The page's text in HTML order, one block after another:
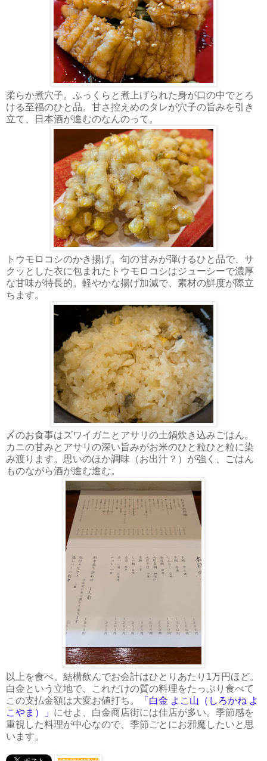
柔らか煮穴子。ふっくらと煮上げられた身が口の中でとろ
ける至福のひと品。甘さ控えめのタレが穴子の旨みを引き
立て、日本酒が進むのなんのって。
トウモロコシのかき揚げ。旬の甘みが弾けるひと品で、サ
クッとした衣に包まれたトウモロコシはジューシーで濃厚
な甘味が特長的。軽やかな揚げ加減で、素材の鮮度が際立
ちます。
〆のお食事はズワイガニとアサリの土鍋炊き込みごはん。
カニの甘みとアサリの深い旨みがお米のひと粒ひと粒に染
み渡ります。思いのほか調味（お出汁？）が強く、ごはん
ものながら酒が進む進む。
以上を食べ、結構飲んでお会計はひとりあたり1万円ほど。
白金という立地で、これだけの質の料理をたっぷり食べて
この支払金額は大変お値打ち。
「白金 よこ山（しろかね よ
こやま）」 にせよ、白金商店街には佳店が多い。季節感を
重視した料理が中心なので、季節ごとにお邪魔したいと思
います。